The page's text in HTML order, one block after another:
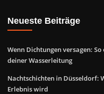
Neueste Beiträge
Wenn Dichtungen versagen:
deiner Wasserleitung
Nachtschichten in Düsseldorf:
Erlebnis wird